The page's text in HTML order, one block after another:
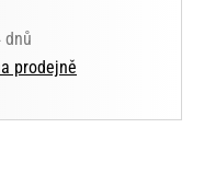
dnů
prodejně